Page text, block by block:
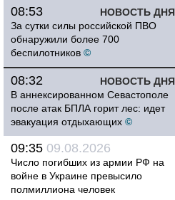
НОВОСТЬ ДНЯ
08:53
За сутки силы российской ПВО
обнаружили более 700
беспилотников ©
НОВОСТЬ ДНЯ
08:32
В аннексированном Севастополе
после атак БПЛА горит лес: идет
эвакуация отдыхающих ©
09:35 09.08.2026
Число погибших из армии РФ на
войне в Украине превысило
полмиллиона человек